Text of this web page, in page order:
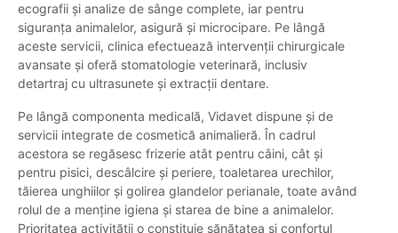
ecografii și analize de sânge complete, iar pentru
siguranța animalelor, asigură și microcipare. Pe lângă
aceste servicii, clinica efectuează intervenții chirurgicale
avansate și oferă stomatologie veterinară, inclusiv
detartraj cu ultrasunete și extracții dentare.
Pe lângă componenta medicală, Vidavet dispune și de
servicii integrate de cosmetică animalieră. În cadrul
acestora se regăsesc frizerie atât pentru câini, cât și
pentru pisici, descâlcire și periere, toaletarea urechilor,
tăierea unghiilor și golirea glandelor perianale, toate având
rolul de a menține igiena și starea de bine a animalelor.
Prioritatea activității o constituie sănătatea și confortul